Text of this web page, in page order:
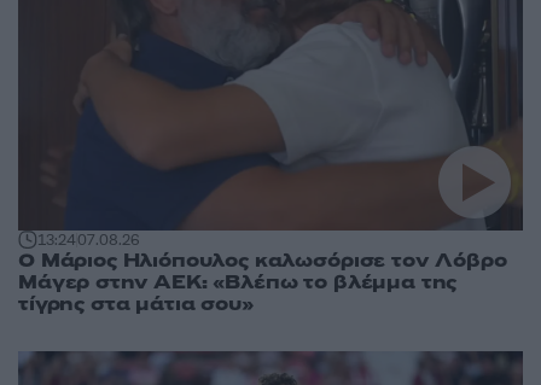
13:2407.08.26
Ο Μάριος Ηλιόπουλος καλωσόρισε τον Λόβρο
Μάγερ στην ΑΕΚ: «Βλέπω το βλέμμα της
τίγρης στα μάτια σου»